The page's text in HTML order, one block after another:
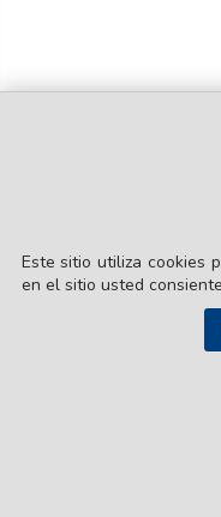
© EL LIBERAL S.A.
Director Editorial: Lic.
Santiago del Estero /
Este sitio utiliza cookies
en el sitio usted